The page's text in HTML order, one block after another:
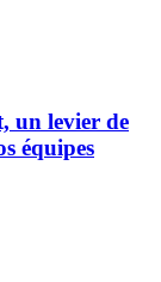
un levier de
équipes